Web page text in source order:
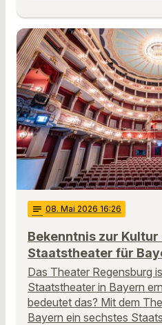
notes 08. Mai 2026 16:26
Bekenntnis zur
Staatstheater für
Das Theater Regensburg
Staatstheater in Bayern
bedeutet das? Mit dem
Bayern ein sechstes